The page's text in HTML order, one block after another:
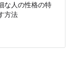
な人の性格の特
方法